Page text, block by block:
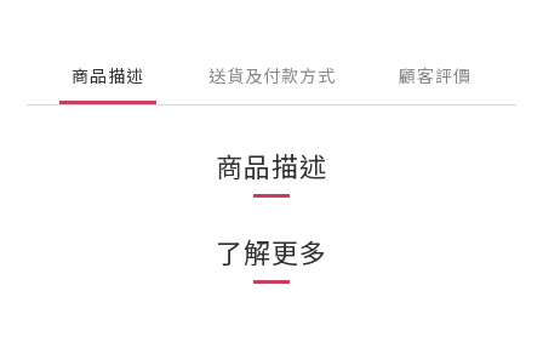
商品描述 送貨及付款方式 顧客評價
商品描述
了解更多